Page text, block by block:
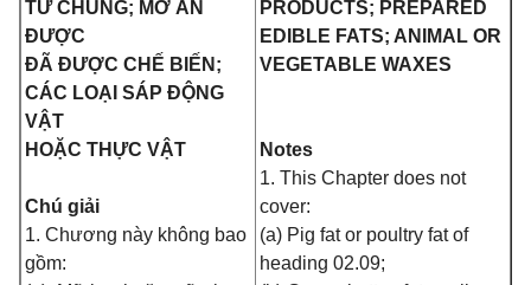
TỪ CHÚNG; MỠ ĂN
ĐƯỢC
ĐÃ ĐƯỢC CHẾ BIẾN;
CÁC LOẠI SÁP ĐỘNG
VẬT
HOẶC THỰC VẬT
Chú giải
1. Chương này không bao
gồm:
PRODUCTS; PREPARED
EDIBLE FATS; ANIMAL OR
VEGETABLE WAXES
Notes
1. This Chapter does not
cover:
(a) Pig fat or poultry fat of
heading 02.09;